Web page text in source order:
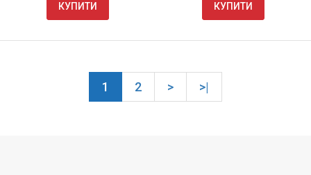
КУПИТИ КУПИТИ
1 2 > >|